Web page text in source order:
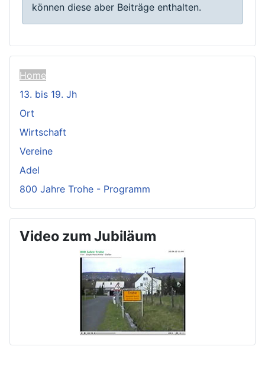
Home
13. bis 19. Jh
Ort
Wirtschaft
Vereine
Adel
800 Jahre Trohe - Programm
Video zum Jubiläum
können diese aber Beiträge enthalten.